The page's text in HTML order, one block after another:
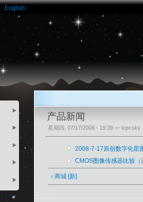
English
产品新闻
星期四, 07/17/2008 - 19:39 — lcpcsky
2008-7-17原创数字化星
CMOS图像传感器比较（
‹ 商城 [新]